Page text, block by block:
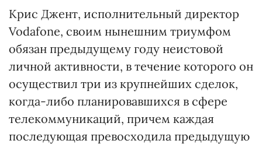
Крис Джент, исполнительный директор
Vodafone, своим нынешним триумфом
обязан предыдущему году неистовой
личной активности, в течение которого он
осуществил три из крупнейших сделок,
когда-либо планировавшихся в сфере
телекоммуникаций, причем каждая
последующая превосходила предыдущую